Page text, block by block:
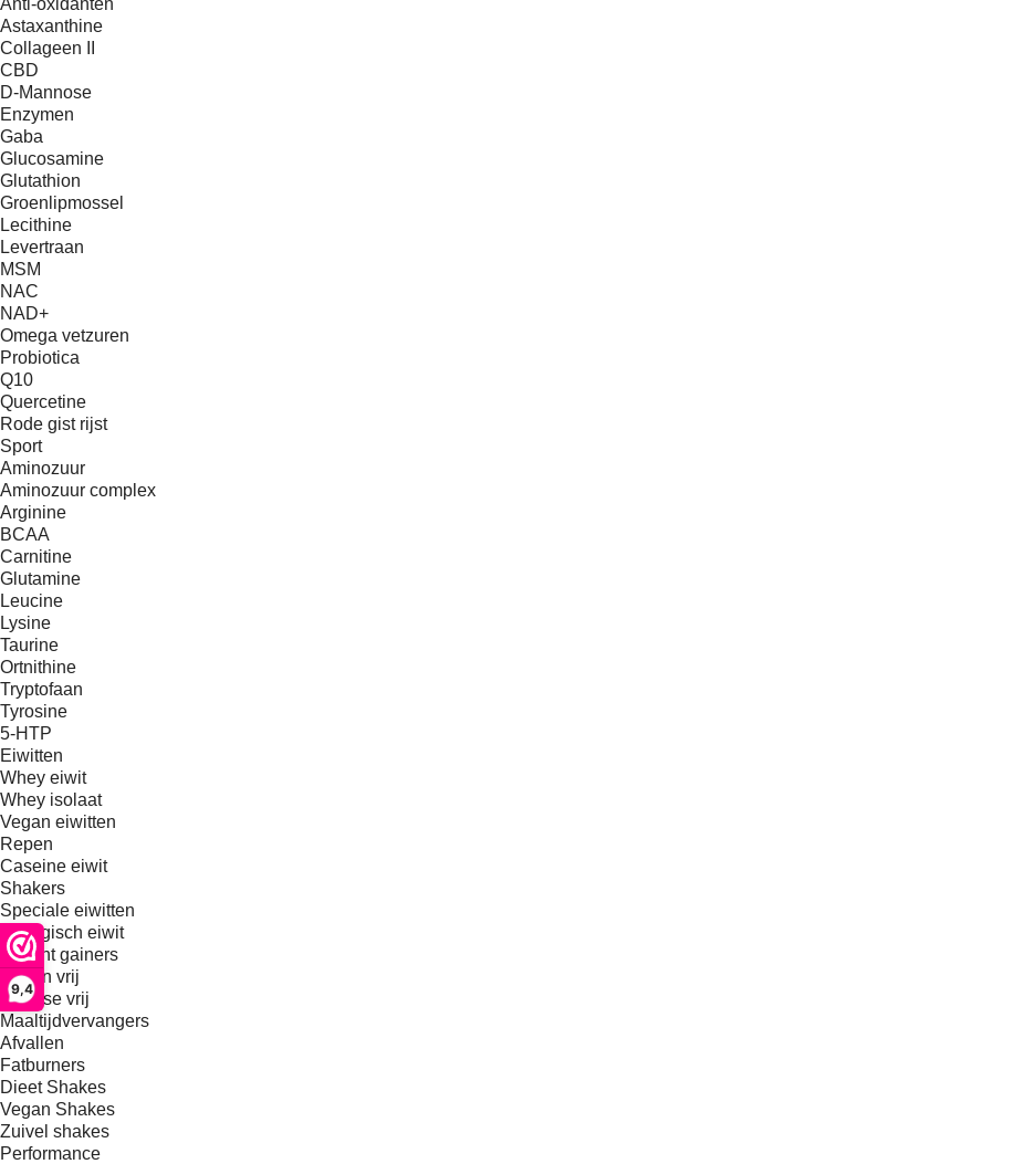
9,4
Astaxanthine
Collageen II
CBD
D-Mannose
Enzymen
Gaba
Glucosamine
Glutathion
Groenlipmossel
Lecithine
Levertraan
MSM
NAC
NAD+
Omega vetzuren
Probiotica
Q10
Quercetine
Rode gist rijst
Sport
Aminozuur
Aminozuur complex
Arginine
BCAA
Carnitine
Glutamine
Leucine
Lysine
Taurine
Ortnithine
Tryptofaan
Tyrosine
5-HTP
Eiwitten
Whey eiwit
Whey isolaat
Vegan eiwitten
Repen
Caseine eiwit
Shakers
Speciale eiwitten
Biologisch eiwit
Weight gainers
Gluten vrij
Lactose vrij
Maaltijdvervangers
Afvallen
Fatburners
Dieet Shakes
Vegan Shakes
Zuivel shakes
Performance